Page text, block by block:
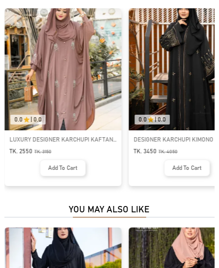
0.0 0.0
LUXURY DESIGNER KARCHUPI KAFTAN
ABAYA | GT-1700
TK. 2550 TK.3150
Add To Cart
0.0 | 0.0
DESIGNER KARCHUPI KIMONO
1658
TK. 3450 TK.4050
Add To Cart
YOU MAY ALSO LIKE